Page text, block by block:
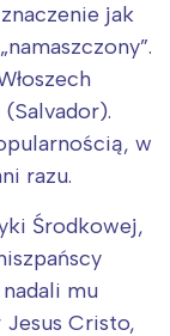
jak
w
razu.
Środkowej,
mu
Jesus Cristo,